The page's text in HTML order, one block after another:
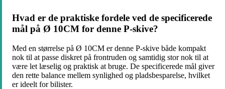
Hvad er de praktiske fordele ved de specificerede
mål på Ø 10CM for denne P-skive?
Med en størrelse på Ø 10CM er denne P-skive både kompakt
nok til at passe diskret på frontruden og samtidig stor nok til at
være let læselig og praktisk at bruge. De specificerede mål giver
den rette balance mellem synlighed og pladsbesparelse, hvilket
er ideelt for bilister.